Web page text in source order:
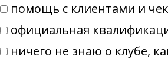
помощь с клиентами и
официальная
ничего не знаю о клубе,